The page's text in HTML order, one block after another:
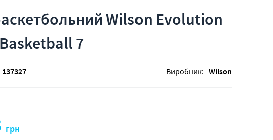
Wilson Evolution
7
137327 Виробник: Wilson
грн